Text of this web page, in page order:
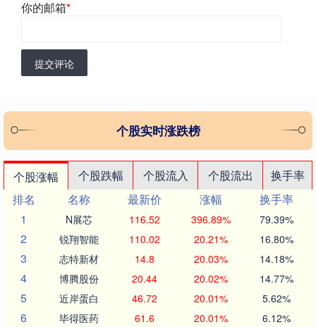
你的邮箱*
提交评论
个股实时涨跌榜
个股涨幅 个股跌幅 个股流入 个股流出
换手率
排名
名称 最新价 涨幅
换手率
1
N展芯 116.52 396.89% 79.39%
2 锐翔智能 110.02 20.21% 16.80%
3 志特新材 14.8 20.03% 14.18%
4 博腾股份 20.44 20.02% 14.77%
5 近岸蛋白 46.72 20.01% 5.62%
6 毕得医药 61.6 20.01% 6.12%